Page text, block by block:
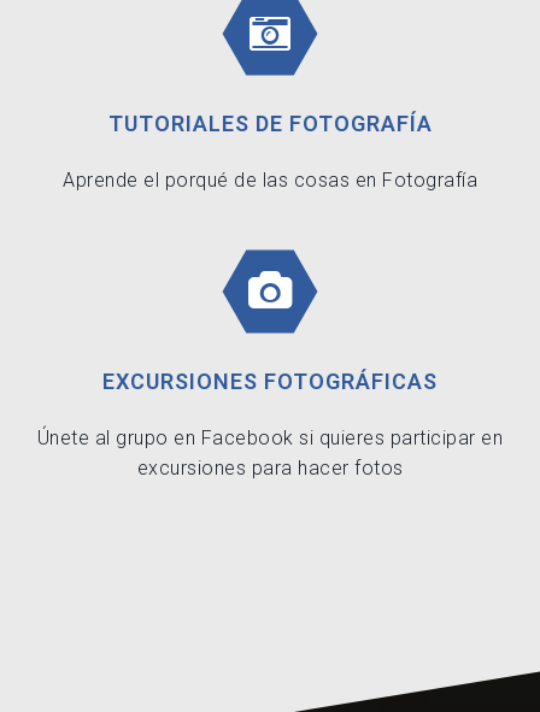
TUTORIALES DE FOTOGRAFÍA
Aprende el porqué de las cosas en Fotografía
EXCURSIONES FOTOGRÁFICAS
Únete al grupo en Facebook si quieres participar en
excursiones para hacer fotos